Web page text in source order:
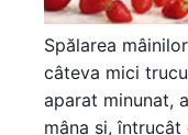
Spălarea
câteva mici
aparat minunat,
mâna și,